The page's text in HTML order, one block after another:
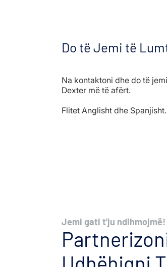
Do të Jemi të
Na kontaktoni dhe do të
Dexter më të afërt.
Flitet Anglisht dhe Spanjisht.
Jemi gati t'ju ndihmojmë!